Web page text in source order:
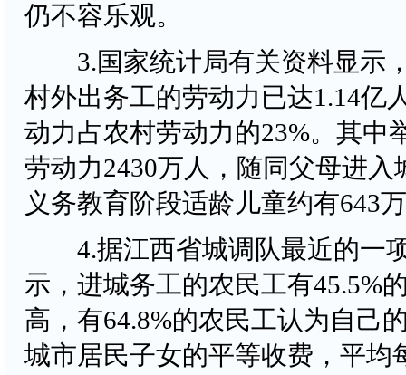
仍不容乐观。
3.国家统计局有关资料显示
村外出务工的劳动力已达1.14亿
动力占农村劳动力的23%。其中
劳动力2430万人，随同父母进入
义务教育阶段适龄儿童约有643
4.据江西省城调队最近的一
示，进城务工的农民工有45.5%
高，有64.8%的农民工认为自己
城市居民子女的平等收费，平均